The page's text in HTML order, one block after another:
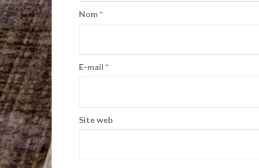
Nom*
E-mail *
Site web